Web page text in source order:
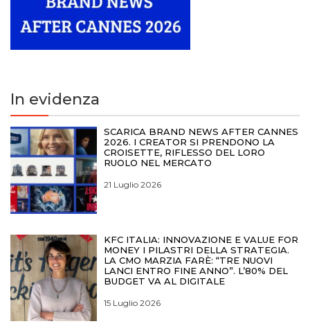
In evidenza
SCARICA BRAND NEWS AFTER CANNES
2026. I CREATOR SI PRENDONO LA
CROISETTE, RIFLESSO DEL LORO
RUOLO NEL MERCATO
21 Luglio 2026
KFC ITALIA: INNOVAZIONE E VALUE FOR
MONEY I PILASTRI DELLA STRATEGIA.
LA CMO MARZIA FARÈ: “TRE NUOVI
LANCI ENTRO FINE ANNO”. L’80% DEL
BUDGET VA AL DIGITALE
15 Luglio 2026